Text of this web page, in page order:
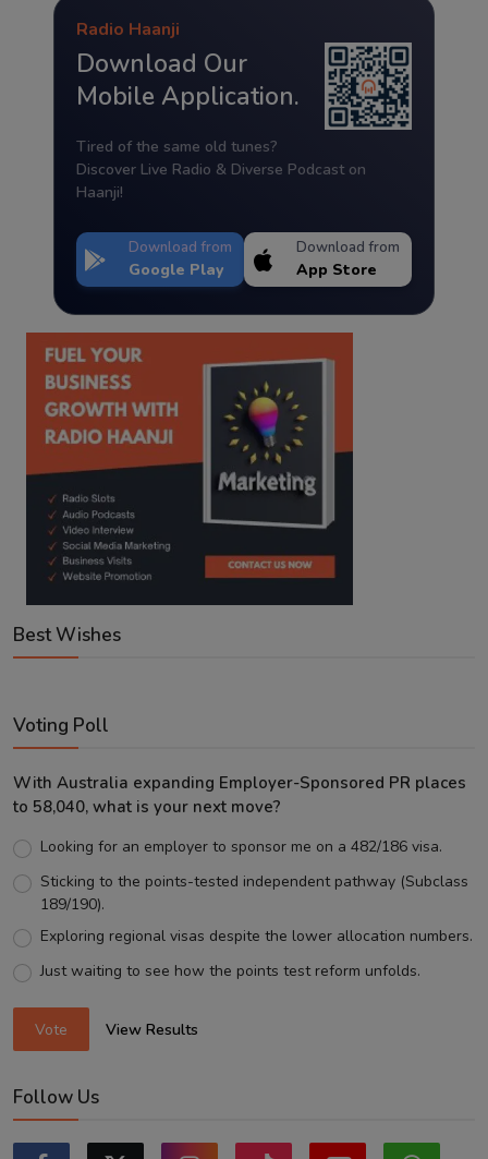
Radio Haanji
Download Our
Mobile Application.
Tired of the same old tunes?
Discover Live Radio & Diverse Podcast on
Haanji!
Download from
Google Play
Download from
App Store
Best Wishes
Voting Poll
With Australia expanding Employer-Sponsored PR places
to 58,040, what is your next move?
Looking for an employer to sponsor me on a 482/186 visa.
Sticking to the points-tested independent pathway (Subclass
189/190).
Exploring regional visas despite the lower allocation numbers.
Just waiting to see how the points test reform unfolds.
Vote View Results
Follow Us